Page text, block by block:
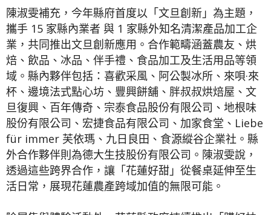
陳淑雯補充，今年縣府首度以「文旦創新」為主題，
攜手 15 家縣內業者 與 1 家縣外知名清潔產品加工企
業，共同推出文旦創新應用。合作範疇涵蓋農友、烘
焙、飲品、冰品、伴手禮、食品加工及生活用品等領
域。縣內夥伴包括：喜歡采風、阿公製冰所、來唄·來
杯、邊境法式點心坊、豐興餅舖、胖叔叔烘焙屋、文
旦復興、百年傳奇、宗泰食品股份有限公司、地根味
股份有限公司、宏捷食品有限公司、加家食堂、Liebe
für immer 芙依瑪、九日良田、食源縱谷企業社。縣
外合作夥伴則為德大生技股份有限公司。陳淑雯說，
透過這些跨界合作，讓「花蓮好甜」從餐桌延伸至生
活日常，展現花蓮農產跨域加值的無限可能。